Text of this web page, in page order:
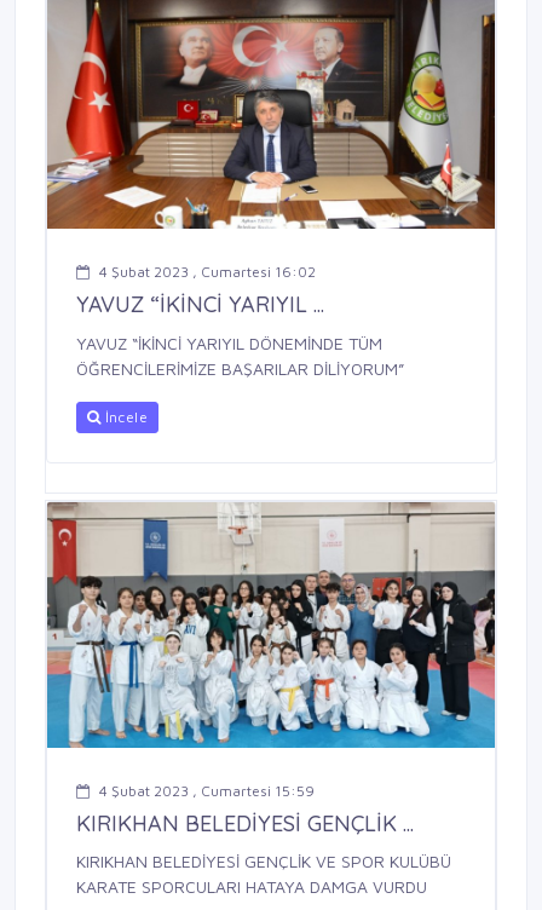
4 Şubat 2023 , Cumartesi 16:02
YAVUZ “İKİNCİ YARIYIL ...
YAVUZ “İKİNCİ YARIYIL DÖNEMİNDE TÜM
ÖĞRENCİLERİMİZE BAŞARILAR DİLİYORUM”
İncele
4 Şubat 2023 , Cumartesi 15:59
KIRIKHAN BELEDİYESİ GENÇLİK ...
KIRIKHAN BELEDİYESİ GENÇLİK VE SPOR KULÜBÜ
KARATE SPORCULARI HATAYA DAMGA VURDU